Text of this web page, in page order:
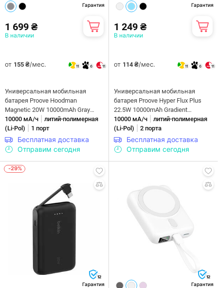
Гарантия
1 699 ₴
В наличии
от 155 ₴/мес. 11 6 11
Универсальная мобильная
батарея Proove Hoodman
Magnetic 20W 10000mAh Gray
(PBH120010003)
10000 мА/ч
литий-полимерная
(Li-Pol)
1 порт
Бесплатная доставка
Отправим сегодня
Гарантия
1 249 ₴
В наличии
от 114 ₴/мес. 11 6 11
Универсальная мобильная
батарея Proove Hyper Flux Plus
22.5W 10000mAh Gradient
(2003000232639)
10000 мА/ч
литий-полимерная
(Li-Pol)
2 порта
Бесплатная доставка
Отправим сегодня
-29%
12
Гарантия
12
Гарантия